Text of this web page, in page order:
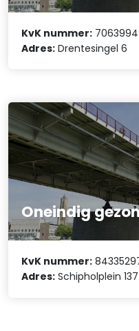
KvK nummer:
Adres: Drentesingel 6
Oneindig
KvK nummer:
Adres: Schipholplein 137